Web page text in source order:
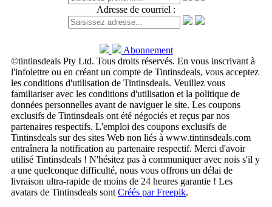
Adresse de courriel :
Abonnement
©tintinsdeals Pty Ltd. Tous droits réservés. En vous inscrivant à
l'infolettre ou en créant un compte de Tintinsdeals, vous acceptez
les conditions d'utilisation de Tintinsdeals. Veuillez vous
familiariser avec les conditions d'utilisation et la politique de
données personnelles avant de naviguer le site. Les coupons
exclusifs de Tintinsdeals ont été négociés et reçus par nos
partenaires respectifs. L'emploi des coupons exclusifs de
Tintinsdeals sur des sites Web non liés à www.tintinsdeals.com
entraînera la notification au partenaire respectif. Merci d'avoir
utilisé Tintinsdeals ! N'hésitez pas à communiquer avec nois s'il y
a une quelconque difficulté, nous vous offrons un délai de
livraison ultra-rapide de moins de 24 heures garantie ! Les
avatars de Tintinsdeals sont Créés par Freepik.